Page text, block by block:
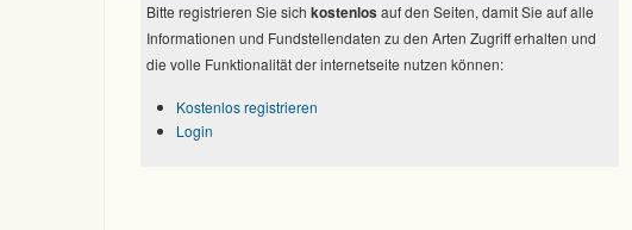
Bitte registrieren Sie sich kostenlos auf den Seiten, damit Sie auf alle
Informationen und Fundstellendaten zu den Arten Zugriff erhalten und
die volle Funktionalität der internetseite nutzen können:
Kostenlos registrieren
Login